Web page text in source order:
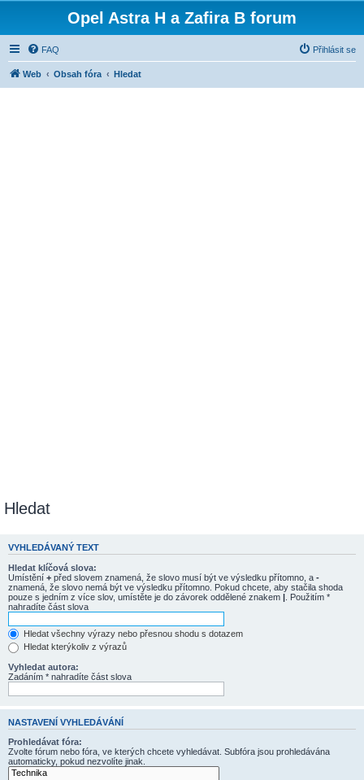
Opel Astra H a Zafira B forum
FAQ Přihlásit se
Web Obsah fóra Hledat
Hledat
VYHLEDÁVANÝ TEXT
Hledat klíčová slova:
Umístění + před slovem znamená, že slovo musí být ve výsledku přítomno, a -
znamená, že slovo nemá být ve výsledku přítomno. Pokud chcete, aby stačila shoda
pouze s jedním z více slov, umístěte je do závorek oddělené znakem | . Použitím *
nahradíte část slova
Hledat všechny výrazy nebo přesnou shodu s dotazem
Hledat kterýkoliv z výrazů
Vyhledat autora:
Zadáním * nahradíte část slova
NASTAVENÍ VYHLEDÁVÁNÍ
Prohledávat fóra:
Zvolte fórum nebo fóra, ve kterých chcete vyhledávat. Subfóra jsou prohledávána
automaticky, pokud nezvolíte jinak.